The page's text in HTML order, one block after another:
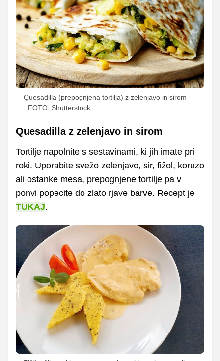
Quesadilla (prepognjena tortilja) z zelenjavo in sirom
FOTO: Shutterstock
Quesadilla z zelenjavo in sirom
Tortilje napolnite s sestavinami, ki jih imate pri
roki. Uporabite svežo zelenjavo, sir, fižol, koruzo
ali ostanke mesa, prepognjene tortilje pa v
ponvi popecite do zlato rjave barve. Recept je
TUKAJ.